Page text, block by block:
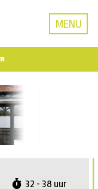
MENU
32 - 38 uur